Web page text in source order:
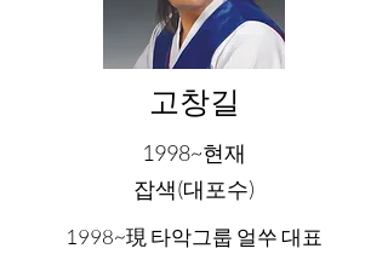
고창길
1998~현재
잡색(대포수)
1998~現 타악그룹 얼쑤 대표